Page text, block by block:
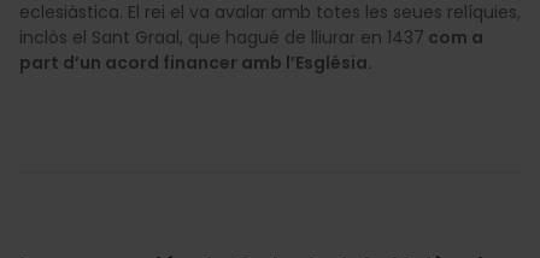
eclesiàstica. El rei el va avalar amb totes les seues relíquies,
inclòs el Sant Graal, que hagué de lliurar en 1437 com a
part d’un acord financer amb l’Església.